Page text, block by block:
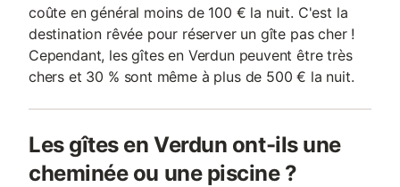
coûte en général moins de 100 € la nuit. C'est la
destination rêvée pour réserver un gîte pas cher !
Cependant, les gîtes en Verdun peuvent être très
chers et 30 % sont même à plus de 500 € la nuit.
Les gîtes en Verdun ont-ils une
cheminée ou une piscine ?